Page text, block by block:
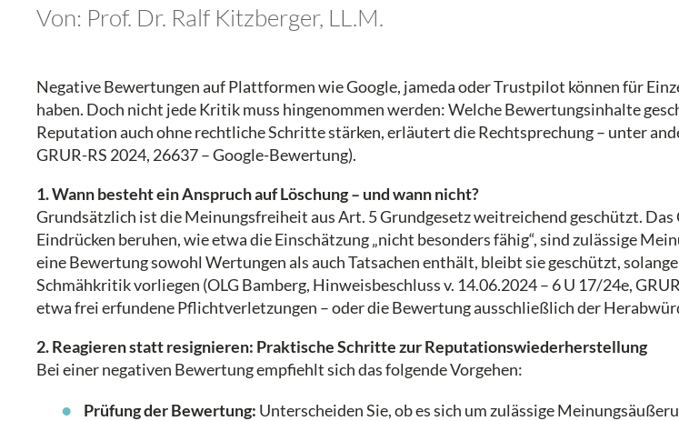
Von: Prof. Dr. Ralf Kitzberger, LL.M.
Negative Bewertungen auf Plattformen wie Google, jameda oder Trustpilot können für
haben. Doch nicht jede Kritik muss hingenommen werden: Welche Bewertungsinhalte
Reputation auch ohne rechtliche Schritte stärken, erläutert die Rechtsprechung – unter
GRUR-RS 2024, 26637 – Google-Bewertung).
1. Wann besteht ein Anspruch auf Löschung – und wann nicht?
Grundsätzlich ist die Meinungsfreiheit aus Art. 5 Grundgesetz weitreichend geschützt.
Eindrücken beruhen, wie etwa die Einschätzung „nicht besonders fähig“, sind zulässige
eine Bewertung sowohl Wertungen als auch Tatsachen enthält, bleibt sie geschützt,
Schmähkritik vorliegen (OLG Bamberg, Hinweisbeschluss v. 14.06.2024 – 6 U 17/24e,
etwa frei erfundene Pflichtverletzungen – oder die Bewertung ausschließlich der
2. Reagieren statt resignieren: Praktische Schritte zur Reputationswiederherstellung
Bei einer negativen Bewertung empfiehlt sich das folgende Vorgehen:
Prüfung der Bewertung: Unterscheiden Sie, ob es sich um zulässige